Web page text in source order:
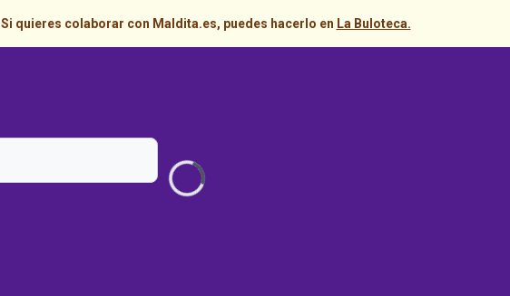
Si quieres colaborar con Maldita.es, puedes hacerlo en La Buloteca.
Loading...